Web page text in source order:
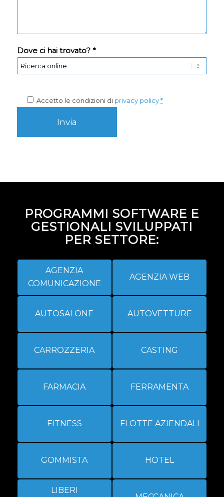
Dove ci hai trovato? *
Accetto le condizioni di privacy policy *
PROGRAMMI SOFTWARE E
GESTIONALI SVILUPPATI
PER SETTORE:
AGENZIA
COMUNICAZIONE
AGENZIA WEB
AUTOSALONE AUTOVETTURE
CARROZZERIA CASTING
FARMACIA FERRAMENTA
FITNESS FLOTTE AZIENDALI
GOMMISTA HOTEL
LIBERI